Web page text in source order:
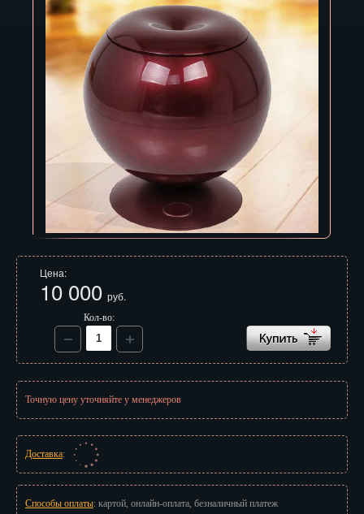
Владивосток
Владикавказ
Владимир
Волгоград
Вологда
Воронеж
Горно-Алтайск
Зеленоград
Иркутск
Йошкар-Ола
Казань
Цена:
10 000 руб.
Кол-во:
Точную цену уточняйте у менеджеров
Доставка:
Способы оплаты: картой, онлайн-оплата, безналичный платеж